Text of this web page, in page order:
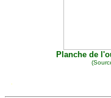
Planche de
.